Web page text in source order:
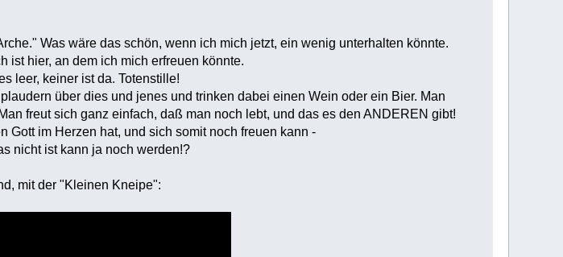
Was wäre das schön, wenn ich mich jetzt, ein wenig unterhalten könnte.
ist hier, an dem ich mich erfreuen könnte.
leer, keiner ist da. Totenstille!
über dies und jenes und trinken dabei einen Wein oder ein Bier. Man
freut sich ganz einfach, daß man noch lebt, und das es den ANDEREN gibt!
Gott im Herzen hat, und sich somit noch freuen kann -
nicht ist kann ja noch werden!?
mit der "Kleinen Kneipe":